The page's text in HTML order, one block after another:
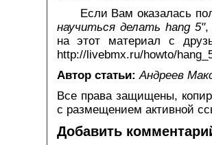
Если Вам оказалась
научиться делать hang 5",
на этот материал с
http://livebmx.ru/howto/
Автор статьи: Андреев
Все права защищены,
с размещением активной
Добавить